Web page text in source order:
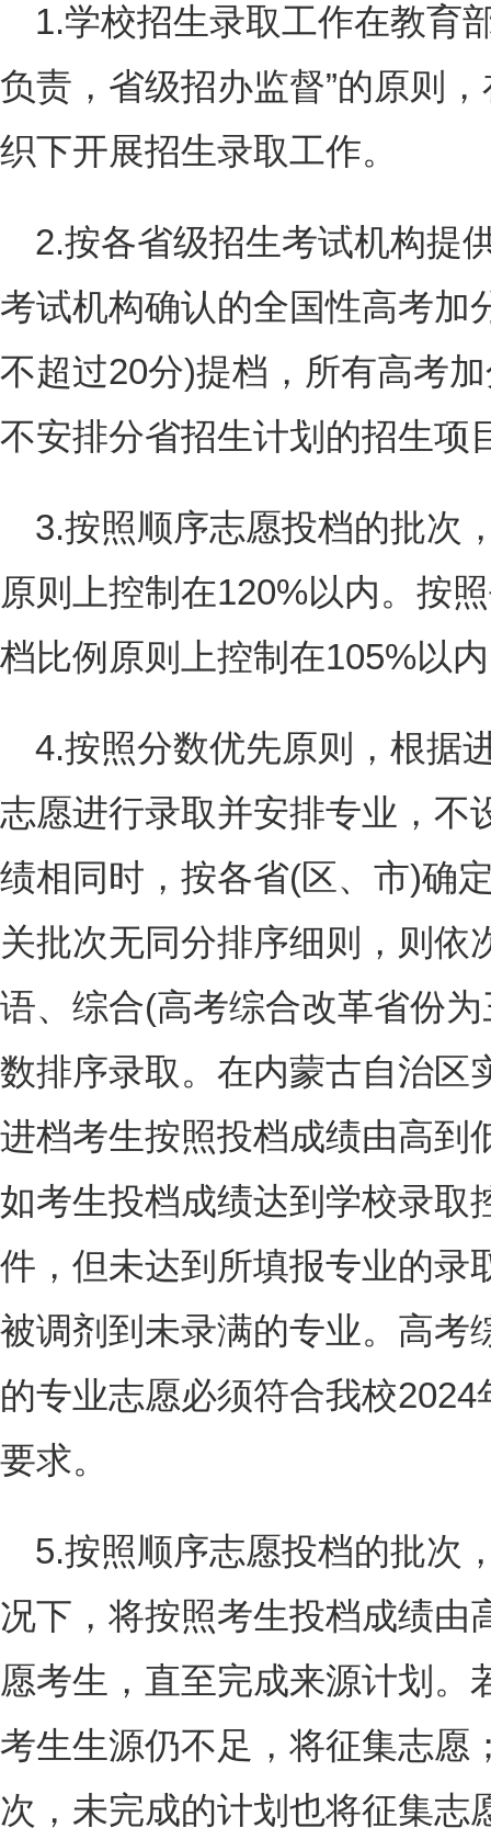
1.学校招生录取工作在教育
负责，省级招办监督”的原则
织下开展招生录取工作。
2.按各省级招生考试机构提
考试机构确认的全国性高考加
不超过20分)提档，所有高考
不安排分省招生计划的招生项
3.按照顺序志愿投档的批次
原则上控制在120%以内。按
档比例原则上控制在105%以
4.按照分数优先原则，根据
志愿进行录取并安排专业，不
绩相同时，按各省(区、市)确
关批次无同分排序细则，则依
语、综合(高考综合改革省份
数排序录取。在内蒙古自治区
进档考生按照投档成绩由高到
如考生投档成绩达到学校录取
件，但未达到所填报专业的录
被调剂到未录满的专业。高考
的专业志愿必须符合我校
要求。
5.按照顺序志愿投档的批次
况下，将按照考生投档成绩由
愿考生，直至完成来源计划。
考生生源仍不足，将征集志愿
次，未完成的计划也将征集志